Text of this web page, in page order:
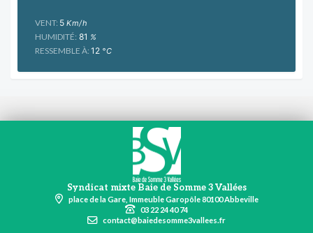
VENT: 5 Km/h
HUMIDITÉ: 81 %
RESSEMBLE À: 12 °C
Syndicat mixte Baie de Somme 3 Vallées
place de la Gare, Immeuble Garopôle 80100 Abbeville
03 22 24 40 74
contact@baiedesomme3vallees.fr